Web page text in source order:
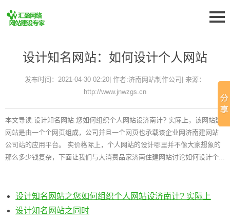
设计知名网站：如何设计个人网站
发布时间：2021-04-30 02:20| 作者:济南网站制作公司| 来源：
http://www.jnwzgs.cn
本文导读:设计知名网站:您如何组织个人网站设济南计? 实际上，该网站建
网站是由一个个网页组成，公司并且一个网页也承载该企业网济南建网站
公司站的应用平台。 实价格际上，个人网站的设计哪里并不像大家想象的
那么多少钱复杂，下面让我们与大消费品家济南住建网站讨论如何设计个...
设计知名网站之您如何组织个人网站设济南计? 实际上
设计知名网站之同时